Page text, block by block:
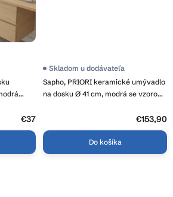
€37
Sapho, PRIORI keramické umývadlo
na dosku Ø 41 cm, modrá se vzorom,
Skladom u dodávateľa
€153,90
Do košíka